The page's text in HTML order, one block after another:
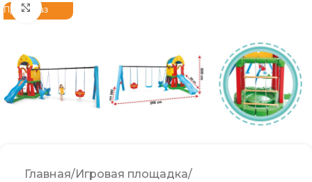
ПредзаказClick to enlarge
Главная Игровая площадка